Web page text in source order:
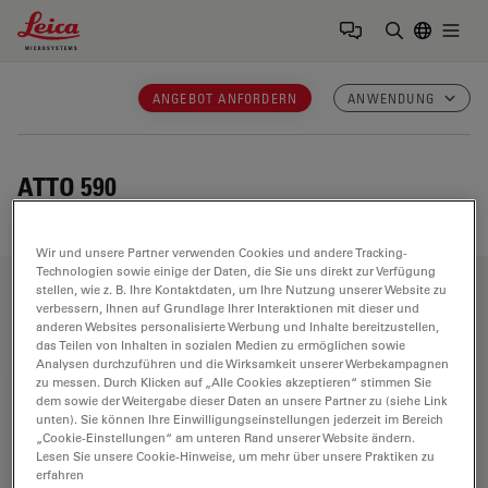
Leica Microsystems Logo
ANGEBOT ANFORDERN ANWENDUNG
ATTO 590
Anwendungsbereiche
Biowissenschaften
Die Life Science Division von Leica Microsystems erfüllt
die Bildgebungsanforderungen der Wissenschaft mit
höchster Innovationsfähigkeit und technischem Know-
Wir und unsere Partner verwenden Cookies und andere Tracking-
Technologien sowie einige der Daten, die Sie uns direkt zur Verfügung
stellen, wie z. B. Ihre Kontaktdaten, um Ihre Nutzung unserer Website zu
verbessern, Ihnen auf Grundlage Ihrer Interaktionen mit dieser und
anderen Websites personalisierte Werbung und Inhalte bereitzustellen,
das Teilen von Inhalten in sozialen Medien zu ermöglichen sowie
Analysen durchzuführen und die Wirksamkeit unserer Werbekampagnen
zu messen. Durch Klicken auf „Alle Cookies akzeptieren“ stimmen Sie
dem sowie der Weitergabe dieser Daten an unsere Partner zu (siehe Link
unten). Sie können Ihre Einwilligungseinstellungen jederzeit im Bereich
„Cookie-Einstellungen“ am unteren Rand unserer Website ändern.
Lesen Sie unsere Cookie-Hinweise, um mehr über unsere Praktiken zu
erfahren